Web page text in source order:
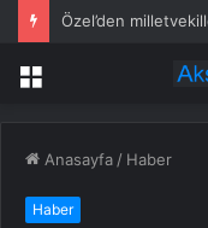
Menü
Anasayfa / Haber
Haber